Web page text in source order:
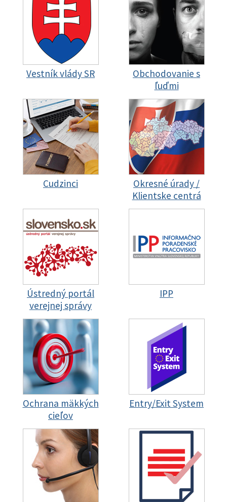
Vestník vlády SR
Obchodovanie s
ľuďmi
Cudzinci
Okresné úrady /
Klientske centrá
Ústredný portál
verejnej správy
IPP
Ochrana mäkkých
cieľov
Entry/Exit System